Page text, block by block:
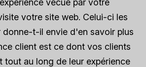
vécue par votre
votre site web. Celui-ci les
t-il envie d'en savoir plus
client est ce dont vos clients
tout au long de leur expérience